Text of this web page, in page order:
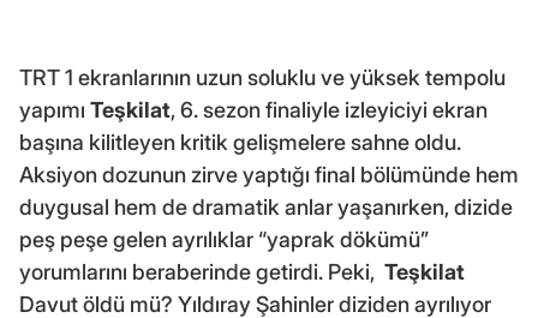
TRT 1 ekranlarının uzun soluklu ve yüksek tempolu
yapımı Teşkilat, 6. sezon finaliyle izleyiciyi ekran
başına kilitleyen kritik gelişmelere sahne oldu.
Aksiyon dozunun zirve yaptığı final bölümünde hem
duygusal hem de dramatik anlar yaşanırken, dizide
peş peşe gelen ayrılıklar “yaprak dökümü”
yorumlarını beraberinde getirdi. Peki, Teşkilat
Davut öldü mü? Yıldıray Şahinler diziden ayrılıyor